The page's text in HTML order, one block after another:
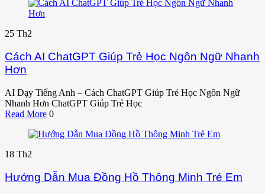
25 Th2
Cách AI ChatGPT Giúp Trẻ Học Ngôn Ngữ Nhanh
Hơn
AI Dạy Tiếng Anh – Cách ChatGPT Giúp Trẻ Học Ngôn Ngữ
Nhanh Hơn ChatGPT Giúp Trẻ Học
Read More 0
18 Th2
Hướng Dẫn Mua Đồng Hồ Thông Minh Trẻ Em